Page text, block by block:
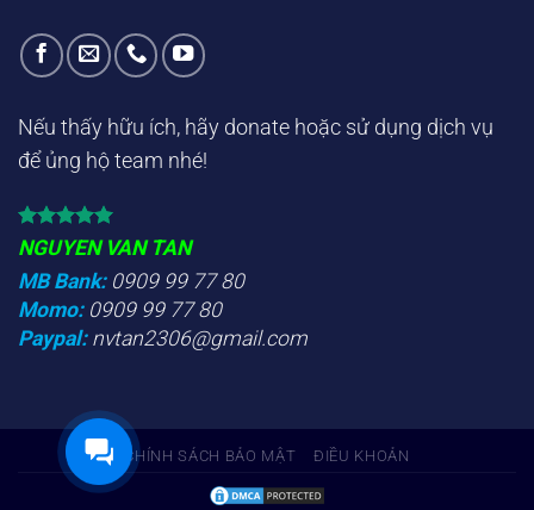
Nếu thấy hữu ích, hãy donate hoặc sử dụng dịch vụ
để ủng hộ team nhé!
NGUYEN VAN TAN
MB Bank:0909 99 77 80
Momo:0909 99 77 80
Paypal:nvtan2306@gmail.com
CHÍNH SÁCH BẢO MẬT ĐIỀU KHOẢN